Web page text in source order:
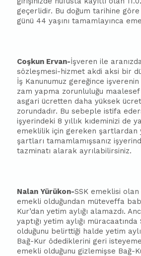
geçerlidir. Bu doğum tarihine göre
günü 44 yaşını tamamlayınca
Coşkun Ervan-İşveren ile
sözleşmesi-hizmet akdi aksi bir
İş Kanunumuz gereğince
zam yapma zorunluluğu maalesef
asgari ücretten daha yüksek
zorundadır. Bu sebeple istifa
işyerindeki 8 yıllık kıdeminizi de
emeklilik için gereken şartlardan
şartları tamamlamışsanız
tazminatı alarak ayrılabilirsiniz.
Nalan Yürükon-SSK emeklisi
emekli olduğundan müteveffa ba
Kur’dan yetim aylığı alamazdı.
yaptığı yetim aylığı müracaatında
olduğunu belirttiği halde yetim
Bağ-Kur ödediklerini geri
emekli olduğunu gizlemişse Bağ-